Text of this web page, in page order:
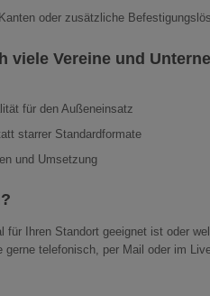
oder zusätzliche
viele Vereine und
für den Außeneinsatz
starrer Standardformate
und Umsetzung
für Ihren Standort geeignet ist oder
telefonisch, per Mail oder im